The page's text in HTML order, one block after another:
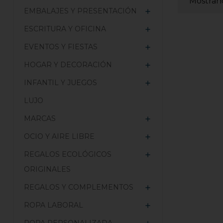
EMBALAJES Y PRESENTACIÓN

ESCRITURA Y OFICINA 
EVENTOS Y FIESTAS 
HOGAR Y DECORACIÓN 
INFANTIL Y JUEGOS 
LUJO
MARCAS

OCIO Y AIRE LIBRE 
REGALOS ECOLÓGICOS
ORIGINALES

REGALOS Y COMPLEMENTOS 
ROPA LABORAL 